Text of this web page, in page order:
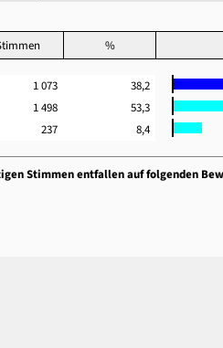
%
1 073
38,2
1 498
53,3
237 8,4
Stimmen entfallen auf folgenden